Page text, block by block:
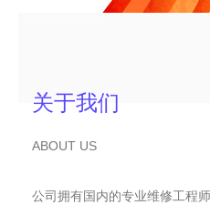
关于我们
ABOUT US
公司拥有国内的专业维修工程